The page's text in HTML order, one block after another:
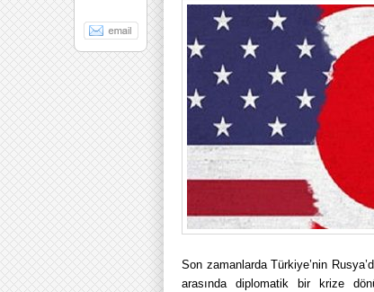
Son zamanlarda Türkiye’nin
arasında diplomatik bir krize